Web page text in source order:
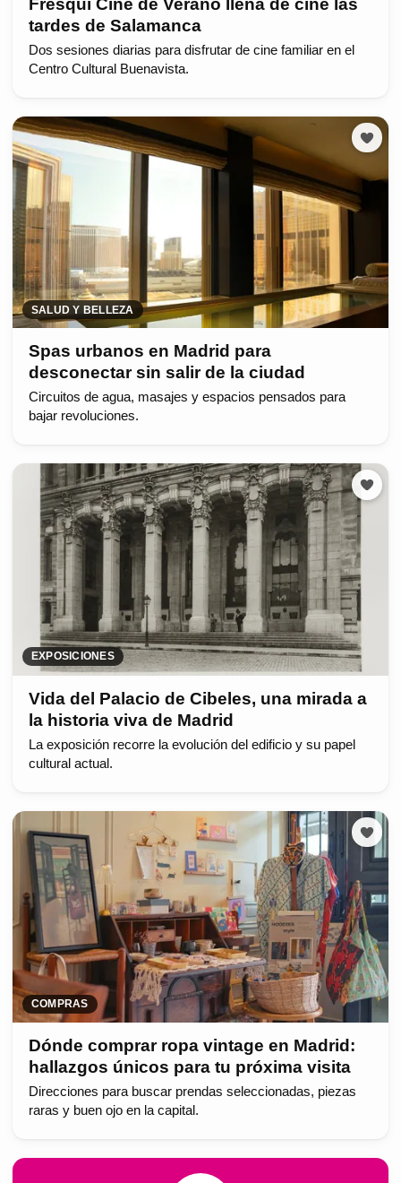
tardes de Salamanca
Dos sesiones diarias para disfrutar de cine familiar en el
Centro Cultural Buenavista.
SALUD Y BELLEZA
Spas urbanos en Madrid para
desconectar sin salir de la ciudad
Circuitos de agua, masajes y espacios pensados para
bajar revoluciones.
EXPOSICIONES
Vida del Palacio de Cibeles, una mirada a
la historia viva de Madrid
La exposición recorre la evolución del edificio y su papel
cultural actual.
COMPRAS
Dónde comprar ropa vintage en Madrid:
hallazgos únicos para tu próxima visita
Direcciones para buscar prendas seleccionadas, piezas
raras y buen ojo en la capital.